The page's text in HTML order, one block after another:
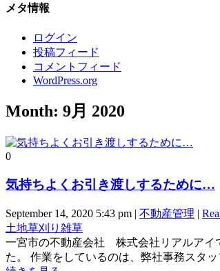
メタ情報
ログイン
投稿フィード
コメントフィード
WordPress.org
Month: 9月 2020
0
気持ちよくお引き渡しするために…
September 14, 2020 5:43 pm | 不動産管理 |
土地草刈り 雑草
一宮市の不動産会社 株式会社リアルアイ
た。 作業をしているのは、弊社事務スタ